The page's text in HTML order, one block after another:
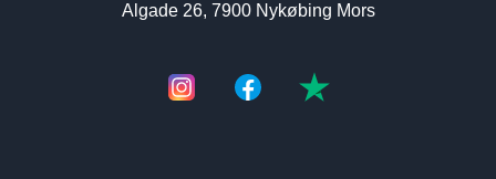
Algade 26, 7900 Nykøbing Mors